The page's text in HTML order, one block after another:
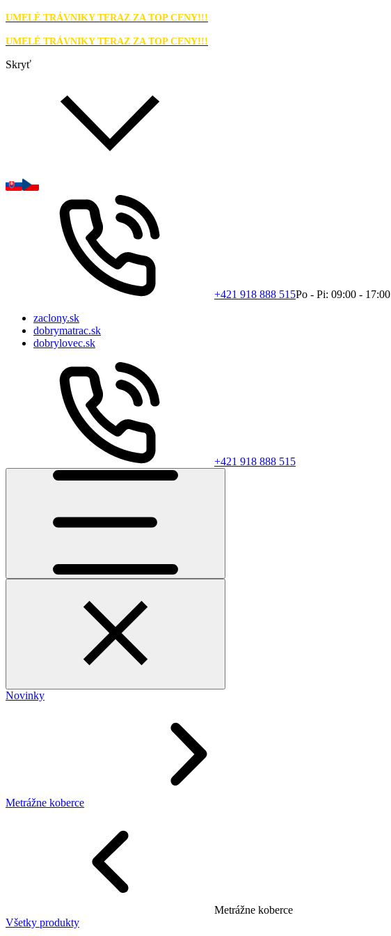
UMELÉ TRÁVNIKY TERAZ ZA TOP CENY!!!
UMELÉ TRÁVNIKY TERAZ ZA TOP CENY!!!
Skryť
+421 918 888 515Po - Pi: 09:00 - 17:00
zaclony.sk
dobrymatrac.sk
dobrylovec.sk
+421 918 888 515
Novinky
Metrážne koberce
Metrážne koberce
Všetky produkty